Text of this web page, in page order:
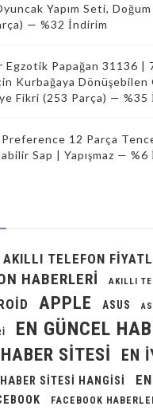
Yapım Seti,
— %32 İndirim
Egzotik Papağan 31136 |
Kurbağaya Dönüşebilen
Fikri (253 Parça) — %35
12 Parça
Sap | Yapışmaz —
AKILLI TELEFON
HABERLERI AKILLI
APPLE ASUS
EN GÜNCEL
SITESI
EN
SITESI HANGISI
FACEBOOK